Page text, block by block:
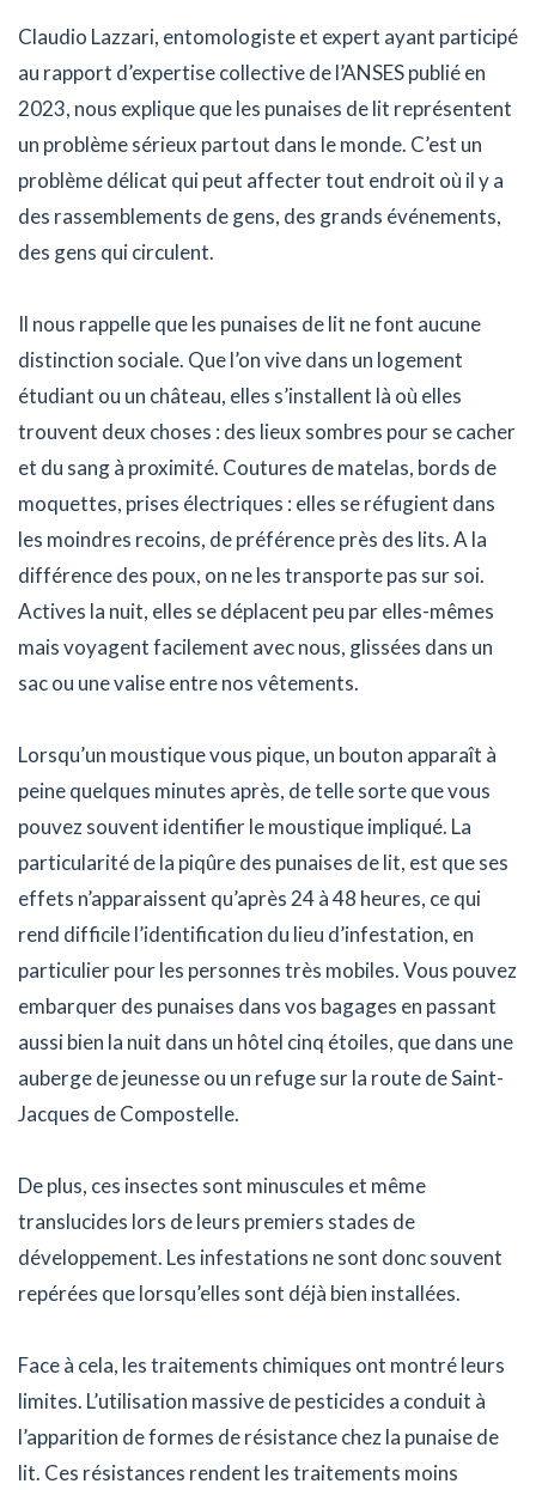
Claudio Lazzari, entomologiste et expert ayant participé
au rapport d’expertise collective de l’ANSES publié en
2023, nous explique que les punaises de lit représentent
un problème sérieux partout dans le monde. C’est un
problème délicat qui peut affecter tout endroit où il y a
des rassemblements de gens, des grands événements,
des gens qui circulent.
Il nous rappelle que les punaises de lit ne font aucune
distinction sociale. Que l’on vive dans un logement
étudiant ou un château, elles s’installent là où elles
trouvent deux choses : des lieux sombres pour se cacher
et du sang à proximité. Coutures de matelas, bords de
moquettes, prises électriques : elles se réfugient dans
les moindres recoins, de préférence près des lits. A la
différence des poux, on ne les transporte pas sur soi.
Actives la nuit, elles se déplacent peu par elles-mêmes
mais voyagent facilement avec nous, glissées dans un
sac ou une valise entre nos vêtements.
Lorsqu’un moustique vous pique, un bouton apparaît à
peine quelques minutes après, de telle sorte que vous
pouvez souvent identifier le moustique impliqué. La
particularité de la piqûre des punaises de lit, est que ses
effets n’apparaissent qu’après 24 à 48 heures, ce qui
rend difficile l’identification du lieu d’infestation, en
particulier pour les personnes très mobiles. Vous pouvez
embarquer des punaises dans vos bagages en passant
aussi bien la nuit dans un hôtel cinq étoiles, que dans une
auberge de jeunesse ou un refuge sur la route de Saint-
Jacques de Compostelle.
De plus, ces insectes sont minuscules et même
translucides lors de leurs premiers stades de
développement. Les infestations ne sont donc souvent
repérées que lorsqu’elles sont déjà bien installées.
Face à cela, les traitements chimiques ont montré leurs
limites. L’utilisation massive de pesticides a conduit à
l’apparition de formes de résistance chez la punaise de
lit. Ces résistances rendent les traitements moins